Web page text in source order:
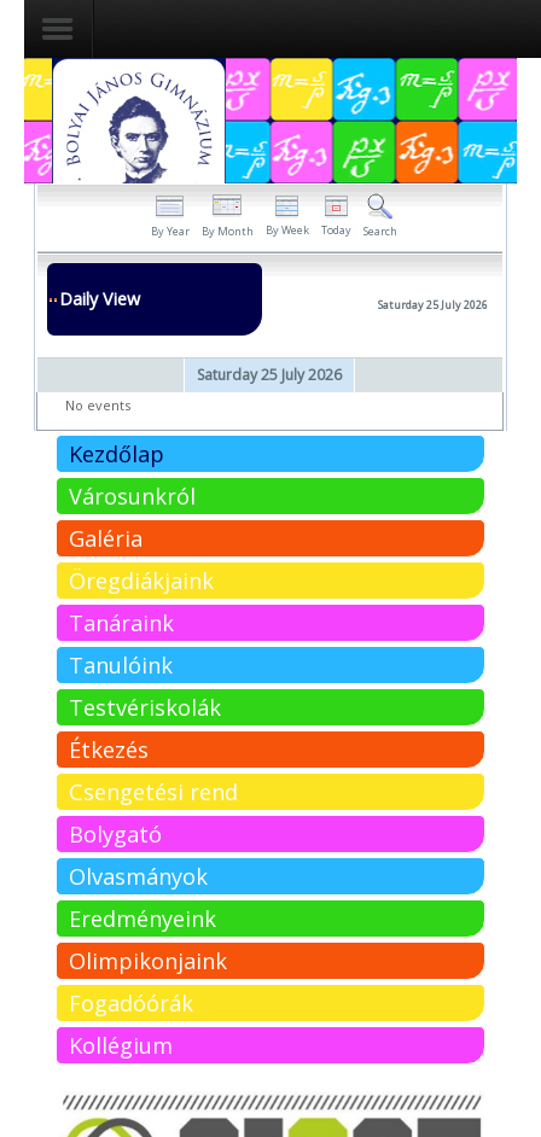
Dokumentumok
Felvételizőknek
Tanárjelölteknek
By Year By Month By Week Today Search
Daily View Saturday 25 July 2026
Saturday 25 July 2026
No events
Kezdőlap
Városunkról
Galéria
Öregdiákjaink
Tanáraink
Tanulóink
Testvériskolák
Étkezés
Csengetési rend
Bolygató
Olvasmányok
Eredményeink
Olimpikonjaink
Fogadóórák
Kollégium